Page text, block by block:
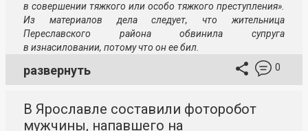
в совершении тяжкого или особо тяжкого преступления».
Из материалов дела следует, что жительница
Переславского района обвинила супруга
в изнасиловании, потому что он ее бил.
развернуть 0
В Ярославле составили фоторобот
мужчины, напавшего на